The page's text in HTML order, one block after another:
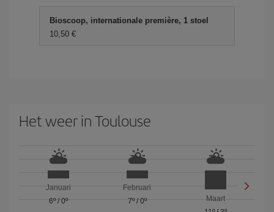
Bioscoop, internationale première, 1 stoel
10,50 €
Het weer in Toulouse
Januari
6º/ 0º
Februari
7º/ 0º
Maart